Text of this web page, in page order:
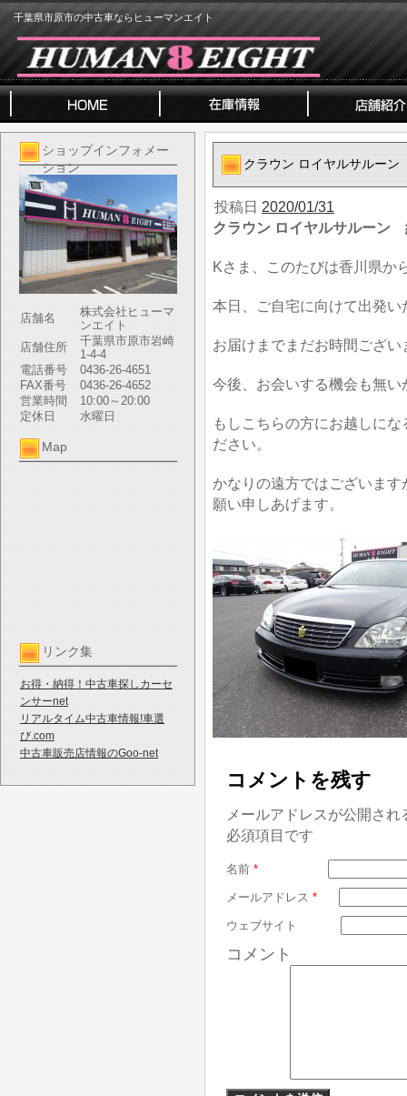
千葉県市原市の中古車ならヒューマンエイト
ショップインフォメー
ション
店舗名
株式会社ヒューマ
ンエイト
店舗住所
千葉県市原市岩崎
1-4-4
電話番号
0436-26-4651
FAX番号
0436-26-4652
営業時間
10:00～20:00
定休日
水曜日
Map
リンク集
お得・納得！中古車探しカーセ
ンサーnet
リアルタイム中古車情報!車選
び.com
中古車販売店情報のGoo-net
クラウン ロイヤルサルー
投稿日 2020/01/31
クラウン ロイヤルサルーン
Kさま、このたびは香川県か
本日、ご自宅に向けて出発い
お届けまでまだお時間ござ
今後、お会いする機会も無い
もしこちらの方にお越しに
ださい。
かなりの遠方ではございま
願い申しあげます。
コメントを残す
メールアドレスが公開さ
必須項目です
名前 *
メールアドレス *
ウェブサイト
コメント